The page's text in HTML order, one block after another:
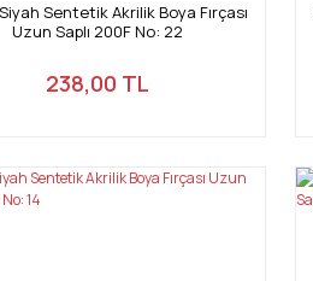
Sentetik Akrilik Boya Fırçası
Uzun Saplı 200F No: 22
238,00 TL